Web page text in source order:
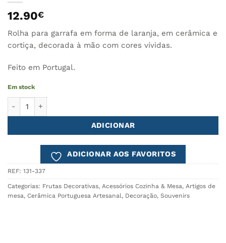
12.90€
Rolha para garrafa em forma de laranja, em cerâmica e
cortiça, decorada à mão com cores vívidas.
Feito em Portugal.
Em stock
ADICIONAR
ADICIONAR AOS FAVORITOS
REF: 131-337
Categorias: Frutas Decorativas, Acessórios Cozinha & Mesa, Artigos de
mesa, Cerâmica Portuguesa Artesanal , Decoração, Souvenirs